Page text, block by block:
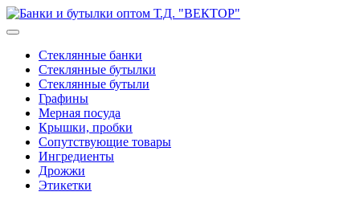
Стеклянные банки
Стеклянные бутылки
Стеклянные бутыли
Графины
Мерная посуда
Крышки, пробки
Сопутствующие товары
Ингредиенты
Дрожжи
Этикетки